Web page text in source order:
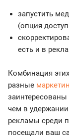
запустить
(опция
есть и в
Комбинация
разные
чем в
рекламы среди
посещали ваш